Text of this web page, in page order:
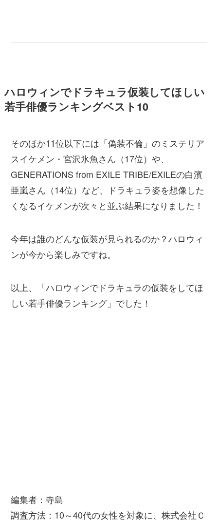
ハロウィンでドラキュラ仮装してほしい
若手俳優ランキングベスト10
そのほか11位以下には「偽装不倫」のミステリア
スイケメン・宮沢氷魚さん（17位）や、
GENERATIONS from EXILE TRIBE/EXILEの白濱
亜嵐さん（14位）など、ドラキュラ姿を想像した
くなるイケメンが次々と並ぶ結果になりました！
今年は誰のどんな仮装が見られるのか？ハロウィ
ンが今から楽しみですね。
以上、「ハロウィンでドラキュラの仮装をしてほ
しい若手俳優ランキング」でした！
編集者：寺島
調査方法：10～40代の女性を対象に、株式会社Ｃ